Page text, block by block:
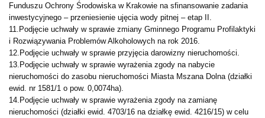
Funduszu Ochrony Środowiska w Krakowie na sfinansowanie zadania
inwestycyjnego – przeniesienie ujęcia wody pitnej – etap II.
11.Podjęcie uchwały w sprawie zmiany Gminnego Programu Profilaktyki
i Rozwiązywania Problemów Alkoholowych na rok 2016.
12.Podjęcie uchwały w sprawie przyjęcia darowizny nieruchomości.
13.Podjęcie uchwały w sprawie wyrażenia zgody na nabycie
nieruchomości do zasobu nieruchomości Miasta Mszana Dolna (działki
ewid. nr 1581/1 o pow. 0,0074ha).
14.Podjęcie uchwały w sprawie wyrażenia zgody na zamianę
nieruchomości (działki ewid. 4703/16 na działkę ewid. 4216/15) w celu